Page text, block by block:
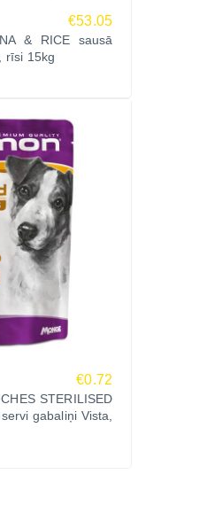
€53.05
& RICE sausā
rīsi 15kg
€0.72
STERILISED
gabaliņi Vista,